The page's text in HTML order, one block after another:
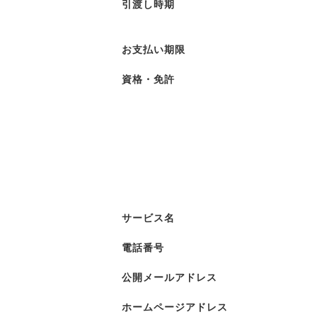
引渡し時期
お支払い期限
資格・免許
サービス名
電話番号
公開メールアドレス
ホームページアドレス